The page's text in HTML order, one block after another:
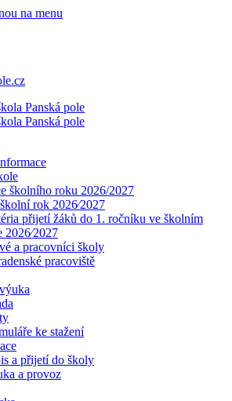
na menu
školního roku 2026/2027
rok 2026⁄2027
přijetí žáků do 1. ročníku ve školním
2026⁄2027
a pracovníci školy
pracoviště
ke stažení
a přijetí do školy
a provoz